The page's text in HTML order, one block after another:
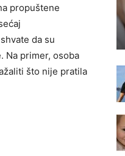
propuštene
da su
Na primer, osoba
što nije pratila